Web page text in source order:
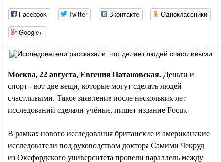
Facebook Twitter Вконтакте
Одноклассники
Google+
Москва, 22 августа, Евгения Патановская. Деньги и
спорт - вот две вещи, которые могут сделать людей
счастливыми. Такое заявление после нескольких лет
исследований сделали учёные, пишет издание Focus.
В рамках нового исследования британские и американские
исследователи под руководством доктора Самими Чекруд
из Оксфордского университета провели параллель между